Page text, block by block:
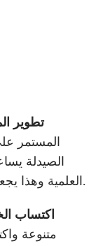
1. تطوير
المستمر
الصيدلة
العلمية وهذا يجعله أكثر جاهزية لمواجهة تحديات المهنة.
2. اكتساب
متنوعة